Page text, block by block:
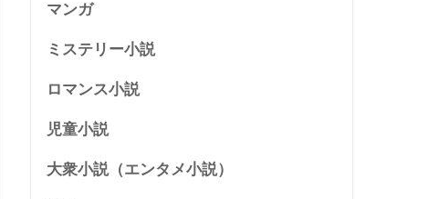
マンガ
ミステリー小説
ロマンス小説
児童小説
大衆小説（エンタメ小説）